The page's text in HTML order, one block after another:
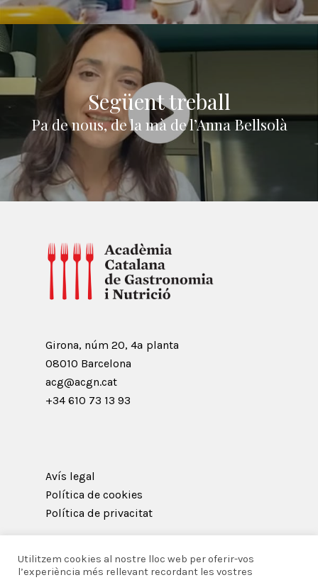
Següent treball
Pa de nous, de la mà de l’Anna Bellsolà
Girona, núm 20, 4ª planta
08010 Barcelona
acg@acgn.cat
+34 610 73 13 93
Avís legal
Política de cookies
Política de privacitat
Utilitzem cookies al nostre lloc web per oferir-vos
l’experiència més rellevant recordant les vostres